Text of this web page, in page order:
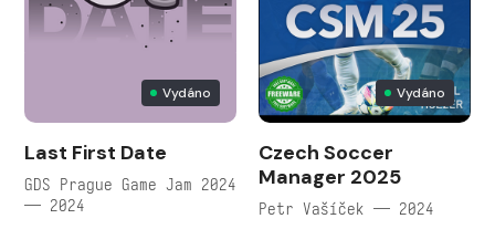
Vydáno
Last First Date
GDS Prague Game Jam 2024
— 2024
Vydáno
Czech Soccer
Manager 2025
Petr Vašíček — 2024